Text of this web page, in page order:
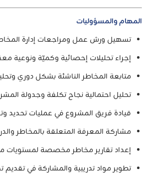
المهام والمسؤوليات
تسهيل ورش عمل ومراجعات إدارة
إجراء تحليلات إحصائية وكميّة ونوعية
متابعة المخاطر الناشئة بشكل دوري
تحليل احتمالية نجاح تكلفة وجدولة
قيادة فريق المشروع في عمليات تحديد
مشاركة المعرفة المتعلقة بالمخاطر
إعداد تقارير مخاطر مخصصة لمستويات
تطوير مواد تدريبية والمشاركة في تقديم